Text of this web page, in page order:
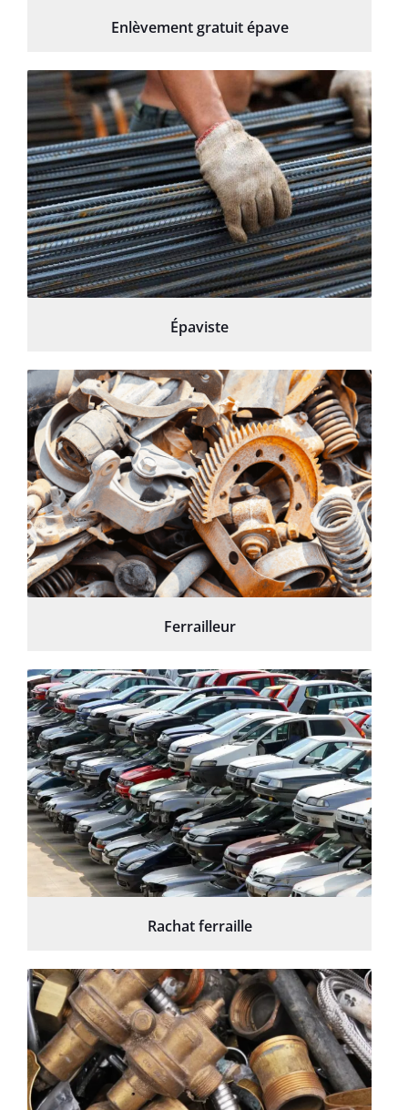
Enlèvement gratuit épave
Épaviste
Ferrailleur
Rachat ferraille